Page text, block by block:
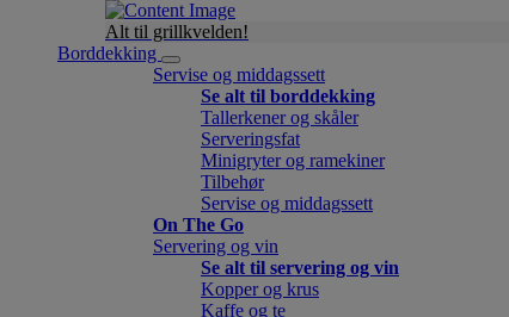
Alt til grillkvelden!
Borddekking
Servise og middagssett
Se alt til borddekking
Tallerkener og skåler
Serveringsfat
Minigryter og ramekiner
Tilbehør
Servise og middagssett
On The Go
Servering og vin
Se alt til servering og vin
Kopper og krus
Kaffe og te